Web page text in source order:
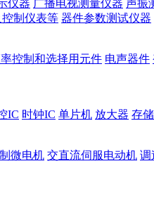
仪器 广播电视测量仪器 声振
制仪表等 器件参数测试仪器
控制和选择用元件 电声器件
IC 时钟IC 单片机 放大器 存
微电机 交直流伺服电动机 调